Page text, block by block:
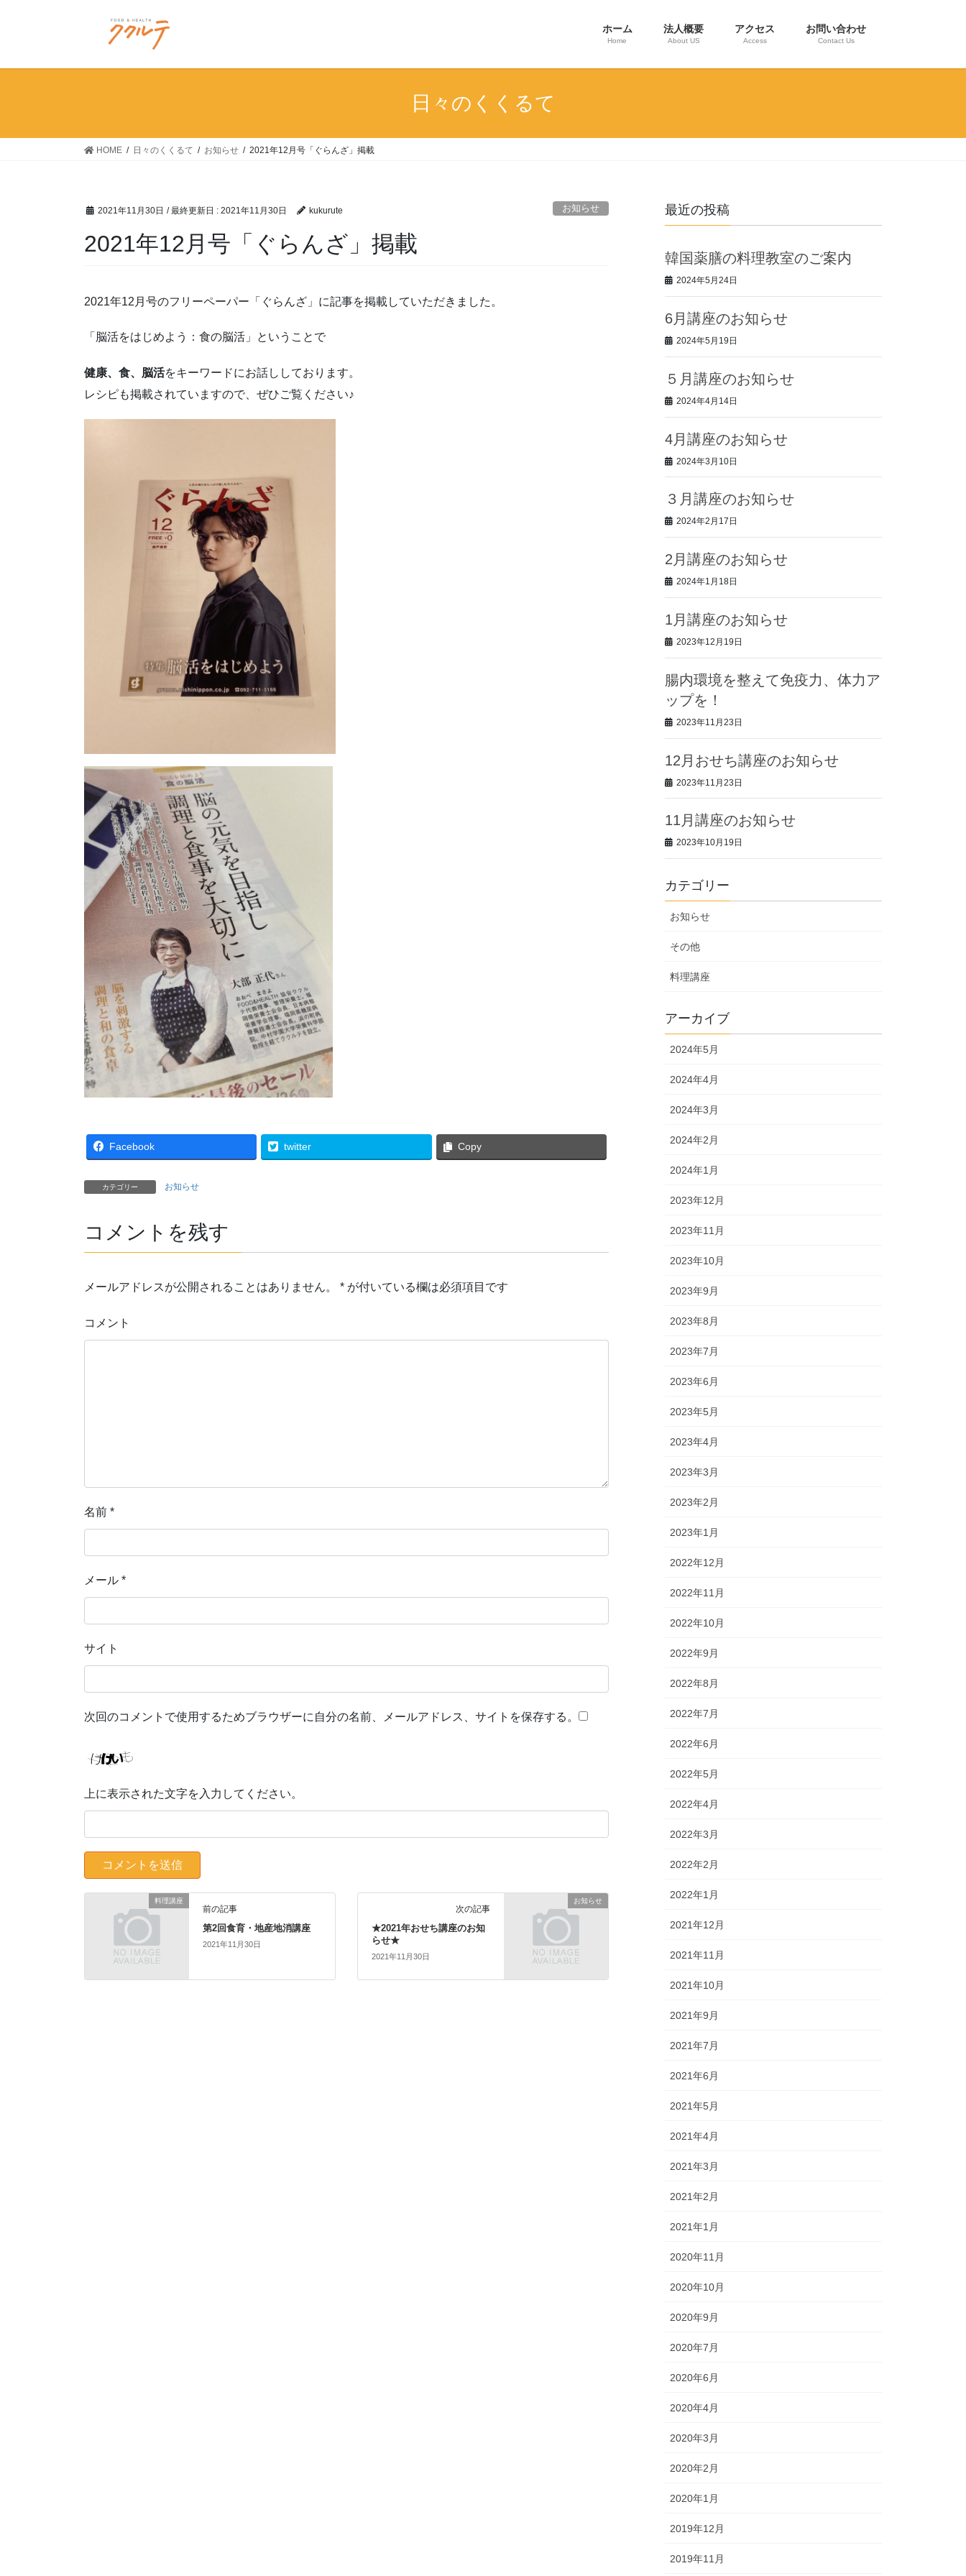
ホーム
Home
法人概要
About US
アクセス
Access
お問い合わせ
Contact Us
日々のくくるて
HOME 日々のくくるて お知らせ 2021年12月号「ぐらんざ」掲載
2021年11月30日 / 最終更新日 : 2021年11月30日 kukurute お知らせ
2021年12月号「ぐらんざ」掲載
2021年12月号のフリーペーパー「ぐらんざ」に記事を掲載していただきました。
「脳活をはじめよう：食の脳活」ということで
健康、食、脳活をキーワードにお話ししております。
レシピも掲載されていますので、ぜひご覧ください♪
Facebook twitter Copy
カテゴリー お知らせ
コメントを残す
メールアドレスが公開されることはありません。 * が付いている欄は必須項目です
コメント
名前 *
メール *
サイト
次回のコメントで使用するためブラウザーに自分の名前、メールアドレス、サイトを保存する。
上に表示された文字を入力してください。
料理講座
前の記事
第2回食育・地産地消講座
2021年11月30日
お知らせ
次の記事
★2021年おせち講座のお知
らせ★
2021年11月30日
最近の投稿
韓国薬膳の料理教室のご案内
2024年5月24日
6月講座のお知らせ
2024年5月19日
５月講座のお知らせ
2024年4月14日
4月講座のお知らせ
2024年3月10日
３月講座のお知らせ
2024年2月17日
2月講座のお知らせ
2024年1月18日
1月講座のお知らせ
2023年12月19日
腸内環境を整えて免疫力、体力ア
ップを！
2023年11月23日
12月おせち講座のお知らせ
2023年11月23日
11月講座のお知らせ
2023年10月19日
カテゴリー
お知らせ
その他
料理講座
アーカイブ
2024年5月
2024年4月
2024年3月
2024年2月
2024年1月
2023年12月
2023年11月
2023年10月
2023年9月
2023年8月
2023年7月
2023年6月
2023年5月
2023年4月
2023年3月
2023年2月
2023年1月
2022年12月
2022年11月
2022年10月
2022年9月
2022年8月
2022年7月
2022年6月
2022年5月
2022年4月
2022年3月
2022年2月
2022年1月
2021年12月
2021年11月
2021年10月
2021年9月
2021年7月
2021年6月
2021年5月
2021年4月
2021年3月
2021年2月
2021年1月
2020年11月
2020年10月
2020年9月
2020年7月
2020年6月
2020年4月
2020年3月
2020年2月
2020年1月
2019年12月
2019年11月